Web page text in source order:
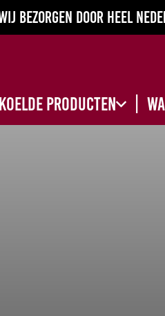
bezorgen door heel
producten